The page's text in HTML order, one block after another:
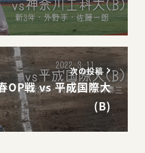
次の投稿
OP戦 vs 平成国際大
(B)